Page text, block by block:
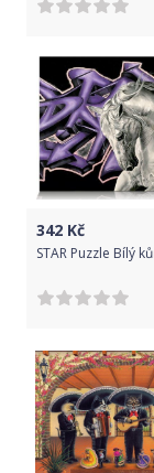
342 Kč
STAR Puzzle Bílý